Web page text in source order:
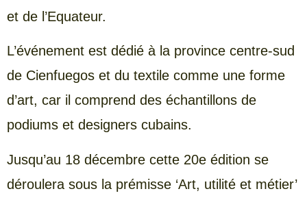
et de l’Equateur.
L’événement est dédié à la province centre-sud
de Cienfuegos et du textile comme une forme
d’art, car il comprend des échantillons de
podiums et designers cubains.
Jusqu’au 18 décembre cette 20e édition se
déroulera sous la prémisse ‘Art, utilité et métier’